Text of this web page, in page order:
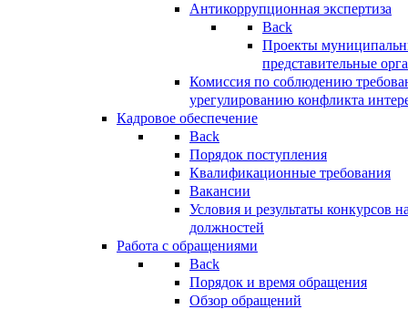
Антикоррупционная экспертиза
Back
Проекты
представительные
Комиссия по соблюдению
урегулированию конфликта
Кадровое обеспечение
Back
Порядок поступления
Квалификационные требования
Вакансии
Условия и результаты конкурсов
должностей
Работа с обращениями
Back
Порядок и время обращения
Обзор обращений